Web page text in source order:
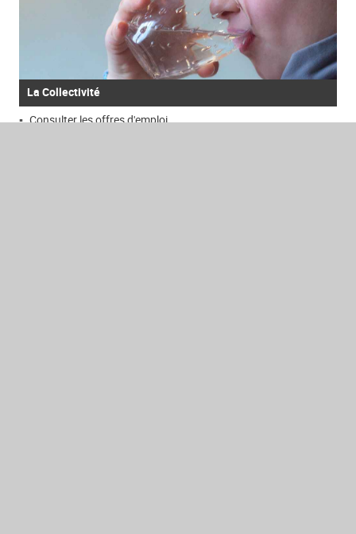
La Collectivité
Consulter les offres d'emploi